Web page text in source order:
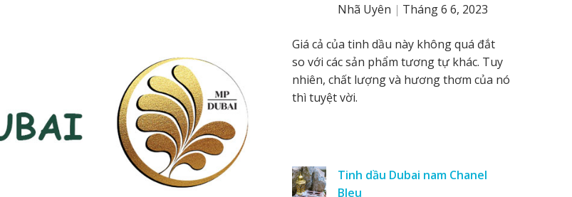
Rated5out
Nhã Uyên
Tháng 6 6, 2023
Giá cả của tinh dầu này không quá đắt
so với các sản phẩm tương tự khác. Tuy
nhiên, chất lượng và hương thơm của nó
thì tuyệt vời.
Tinh dầu Dubai nam Chanel
Bleu